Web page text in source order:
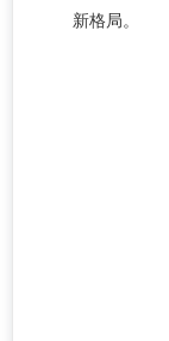
新格局。